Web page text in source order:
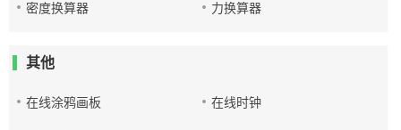
密度换算器 力换算器
其他
在线涂鸦画板 在线时钟